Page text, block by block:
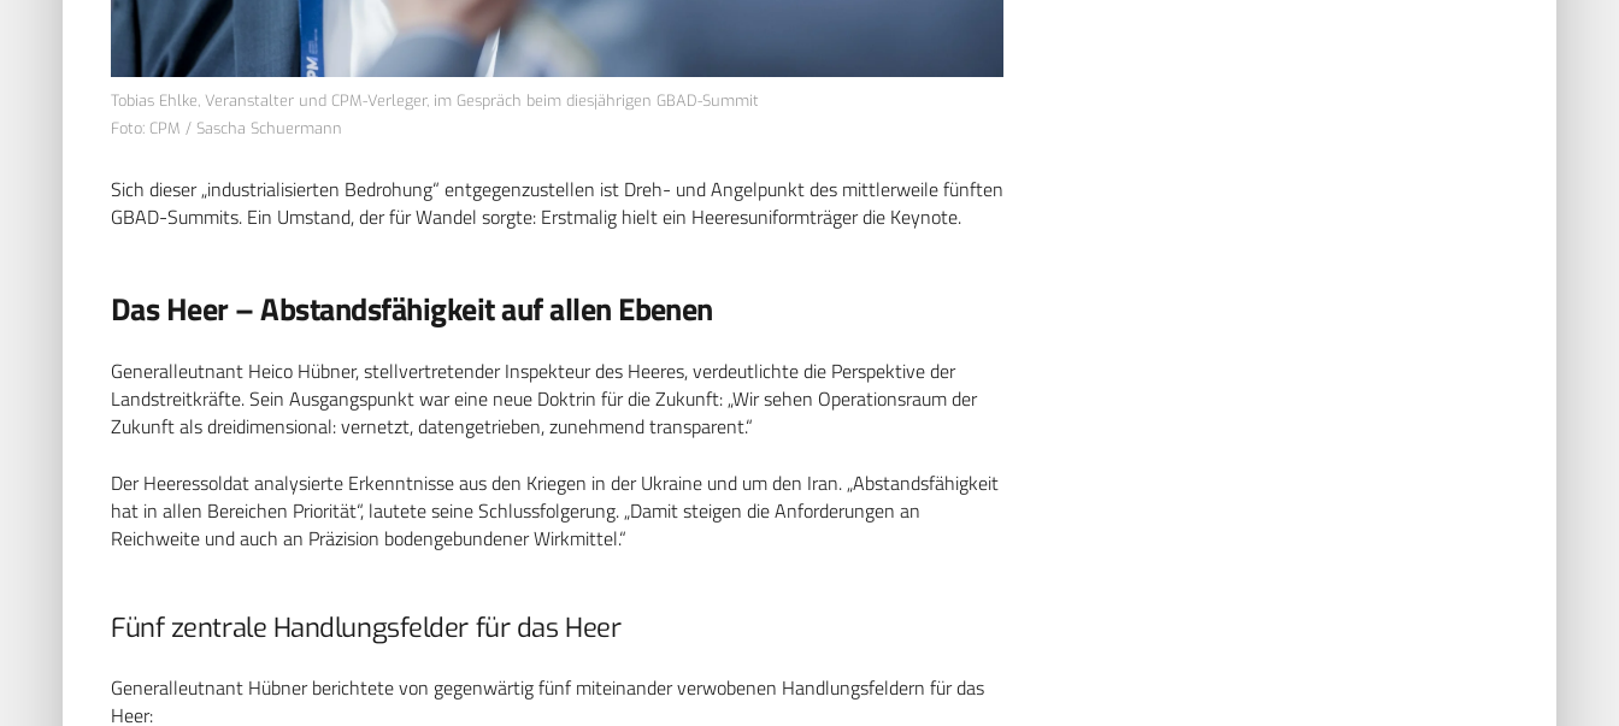
Tobias Ehlke, Veranstalter und CPM-Verleger, im Gespräch beim diesjährigen GBAD-Summit
Foto: CPM / Sascha Schuermann
Sich dieser „industrialisierten Bedrohung“ entgegenzustellen ist Dreh- und Angelpunkt des mittlerweile fünften
GBAD-Summits. Ein Umstand, der für Wandel sorgte: Erstmalig hielt ein Heeresuniformträger die Keynote.
Das Heer – Abstandsfähigkeit auf allen Ebenen
Generalleutnant Heico Hübner, stellvertretender Inspekteur des Heeres, verdeutlichte die Perspektive der
Landstreitkräfte. Sein Ausgangspunkt war eine neue Doktrin für die Zukunft: „Wir sehen Operationsraum der
Zukunft als dreidimensional: vernetzt, datengetrieben, zunehmend transparent.“
Der Heeressoldat analysierte Erkenntnisse aus den Kriegen in der Ukraine und um den Iran. „Abstandsfähigkeit
hat in allen Bereichen Priorität“, lautete seine Schlussfolgerung. „Damit steigen die Anforderungen an
Reichweite und auch an Präzision bodengebundener Wirkmittel.“
Fünf zentrale Handlungsfelder für das Heer
Generalleutnant Hübner berichtete von gegenwärtig fünf miteinander verwobenen Handlungsfeldern für das
Heer: